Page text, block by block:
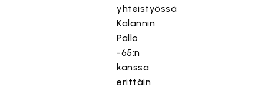
yhteistyössä
Kalannin
Pallo
-65:n
kanssa
erittäin